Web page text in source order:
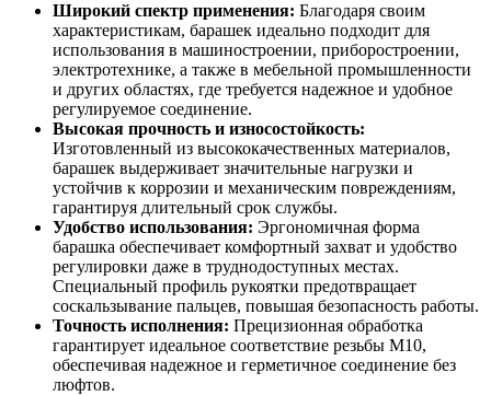
Широкий спектр применения: Благодаря своим
характеристикам, барашек идеально подходит для
использования в машиностроении, приборостроении,
электротехнике, а также в мебельной промышленности
и других областях, где требуется надежное и удобное
регулируемое соединение.
Высокая прочность и износостойкость:
Изготовленный из высококачественных материалов,
барашек выдерживает значительные нагрузки и
устойчив к коррозии и механическим повреждениям,
гарантируя длительный срок службы.
Удобство использования: Эргономичная форма
барашка обеспечивает комфортный захват и удобство
регулировки даже в труднодоступных местах.
Специальный профиль рукоятки предотвращает
соскальзывание пальцев, повышая безопасность работы.
Точность исполнения: Прецизионная обработка
гарантирует идеальное соответствие резьбы M10,
обеспечивая надежное и герметичное соединение без
люфтов.